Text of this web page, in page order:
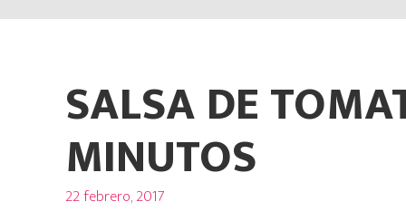
SALSA DE
MINUTOS
Posted
22 febrero, 2017